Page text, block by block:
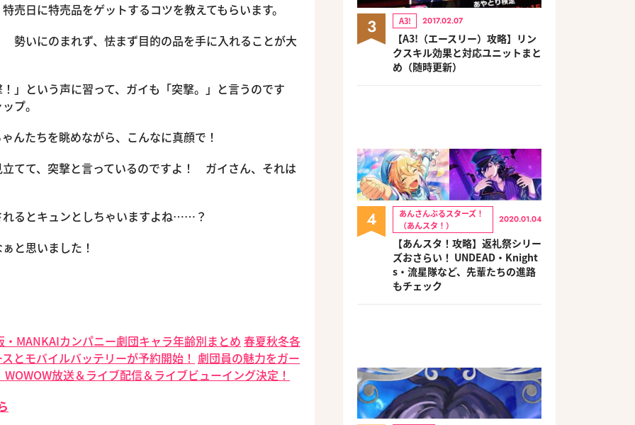
売日に特売品をゲットするコツを教えてもらいます。
勢いにのまれず、怯まず目的の品を手に入れることが大
」という声に習って、ガイも「突撃。」と言うのです
プ。
たちを眺めながら、こんなに真顔で！
てて、突撃と言っているのですよ！ ガイさん、それは
れるとキュンとしちゃいますよね……？
と思いました！
・MANKAIカンパニー劇団キャラ年齢別まとめ 春夏秋冬各
とモバイルバッテリーが予約開始！ 劇団員の魅力をガー
放送＆ライブ配信＆ライブビューイング決定！
3 A3! 2017.02.07
【A3!（エースリー）攻略】リン
クスキル効果と対応ユニットまと
め（随時更新）
4
あんさんぶるスターズ！
（あんスタ！）
2020.01.04
【あんスタ！攻略】返礼祭シリー
ズおさらい！ UNDEAD・Knight
s・流星隊など、先輩たちの進路
もチェック